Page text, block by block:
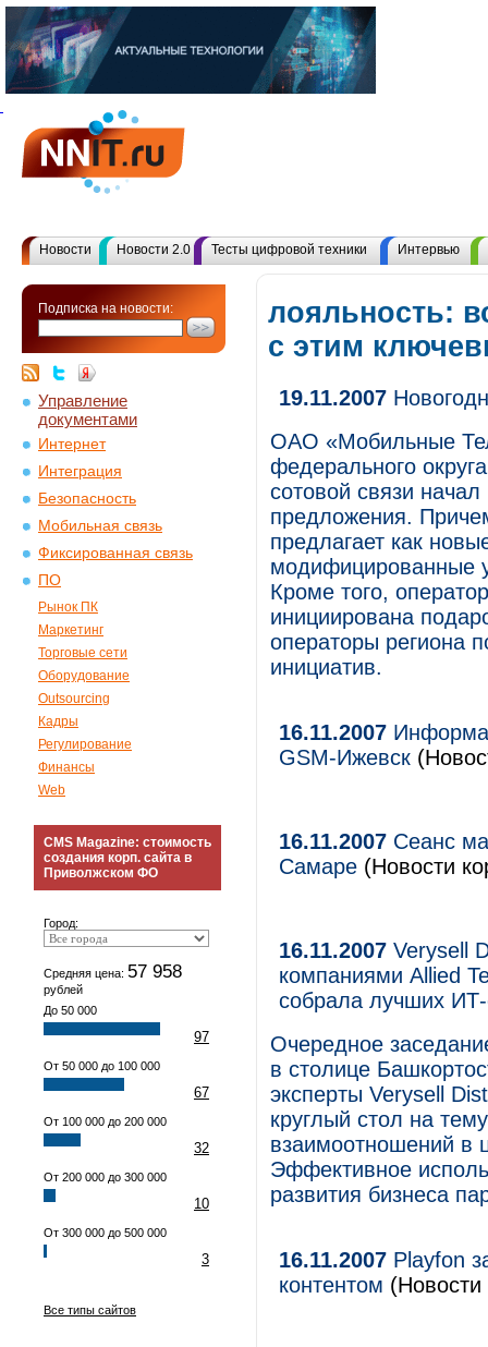
Новости Новости 2.0 Тесты цифровой техники Интервью
Подписка на новости:
Управление
документами
Интернет
Интеграция
Безопасность
Мобильная связь
Фиксированная связь
ПО
Рынок ПК
Маркетинг
Торговые сети
Оборудование
Outsourcing
Кадры
Регулирование
Финансы
Web
CMS Magazine: стоимость
создания корп. сайта в
Приволжском ФО
Город:
Средняя цена: 57 958
рублей
До 50 000
97
От 50 000 до 100 000
67
От 100 000 до 200 000
32
От 200 000 до 300 000
10
От 300 000 до 500 000
3
Все типы сайтов
лояльность:
с этим
19.11.2007
ОАО «Мобильные
федерального
сотовой связи
предложения.
предлагает как
модифицированные
Кроме того,
инициирована
операторы региона
инициатив.
16.11.2007
GSM-Ижевск
16.11.2007 Сеанс
Самаре (Новости
16.11.2007 Verysell
компаниями Allied
собрала лучших
Очередное
в столице
эксперты Verysell
круглый стол на
взаимоотношений в
Эффективное
развития бизнеса
16.11.2007 Playfon
контентом (Новости